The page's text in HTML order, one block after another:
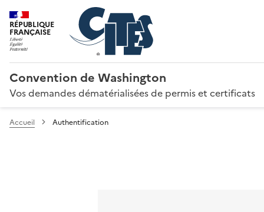
RÉPUBLIQUE
FRANÇAISE
Convention de Washington
Vos demandes dématérialisées de permis et certificats
Accueil Authentification